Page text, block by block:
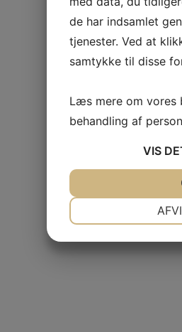
de har indsamlet
tjenester. Ved at
samtykke til disse
Læs mere om vores
behandling af
VIS